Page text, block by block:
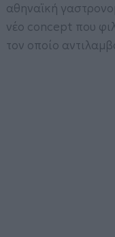
αθηναϊκή
νέο concept που
τον οποίο